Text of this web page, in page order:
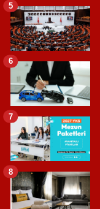
5
6
7
8